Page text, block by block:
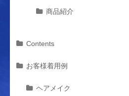
商品紹介
Contents
お客様着用例
ヘアメイク